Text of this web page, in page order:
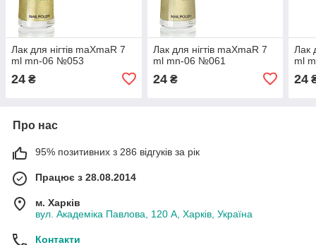
Лак для нігтів maXmaR 7
ml mn-06 №053
24 ₴
Лак для нігтів maXmaR 7
ml mn-06 №061
24₴
Лак
ml
24
Про нас
95% позитивних з 286 відгуків за рік
Працює з 28.08.2014
м. Харків
вул. Академіка Павлова, 120 А, Харків, Україна
Контакти